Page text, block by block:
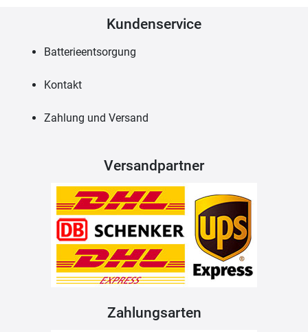
Kundenservice
Batterieentsorgung
Kontakt
Zahlung und Versand
Versandpartner
Zahlungsarten